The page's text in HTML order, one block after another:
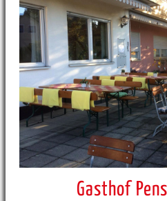
Gasthof